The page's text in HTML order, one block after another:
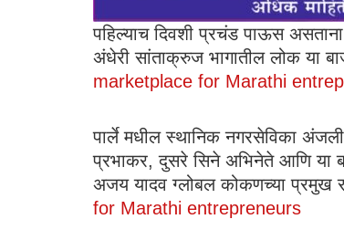
पहिल्याच दिवशी प्रचंड पाऊस
अंधेरी सांताक्रुज भागातील लोक या
marketplace for Marathi
पार्ले मधील स्थानिक नगरसेविका
प्रभाकर, दुसरे सिने अभिनेते आणि या
अजय यादव ग्लोबल कोकणच्या प्रमुख
for Marathi entrepreneurs